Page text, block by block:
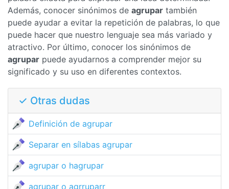
Además, conocer sinónimos de agrupar también
puede ayudar a evitar la repetición de palabras, lo que
puede hacer que nuestro lenguaje sea más variado y
atractivo. Por último, conocer los sinónimos de
agrupar puede ayudarnos a comprender mejor su
significado y su uso en diferentes contextos.
✓ Otras dudas
Definición de agrupar
Separar en sílabas agrupar
agrupar o hagrupar
agrupar o agrruparr